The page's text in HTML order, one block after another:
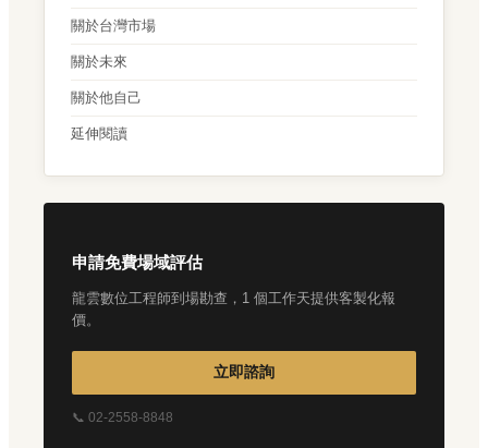
關於台灣市場
關於未來
關於他自己
延伸閱讀
申請免費場域評估
龍雲數位工程師到場勘查，1 個工作天提供客製化報
價。
立即諮詢
📞 02-2558-8848